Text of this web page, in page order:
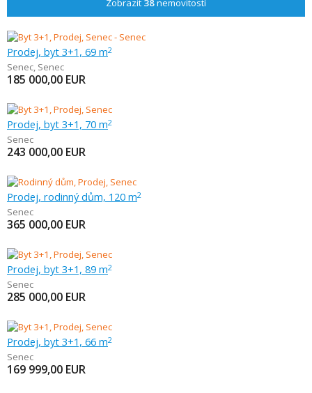
Zobrazit 38nemovitostí
Prodej, byt 3+1, 69 m2
Senec, Senec
185 000,00 EUR
Prodej, byt 3+1, 70 m2
Senec
243 000,00 EUR
Prodej, rodinný dům, 120 m2
Senec
365 000,00 EUR
Prodej, byt 3+1, 89 m2
Senec
285 000,00 EUR
Prodej, byt 3+1, 66 m2
Senec
169 999,00 EUR